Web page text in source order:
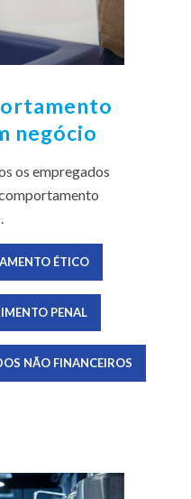
negócio
os empregados
ÉTICO
PENAL
NÃO FINANCEIROS